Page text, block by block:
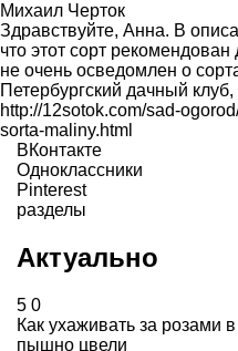
Михаил Черток
Здравствуйте, Анна. В
что этот сорт
не очень осведомлен о
Петербургский дачный
http://12sotok.com/sad-
sorta-maliny.html
ВКонтакте
Одноклассники
Pinterest
разделы
Актуально
5 0
Как ухаживать за розами
пышно цвели